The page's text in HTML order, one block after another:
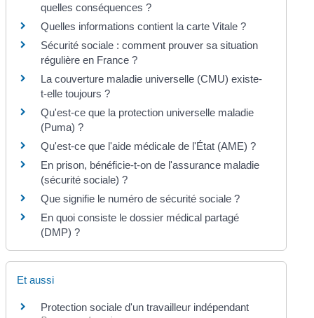
quelles conséquences ?
Quelles informations contient la carte Vitale ?
Sécurité sociale : comment prouver sa situation
régulière en France ?
La couverture maladie universelle (CMU) existe-
t-elle toujours ?
Qu'est-ce que la protection universelle maladie
(Puma) ?
Qu'est-ce que l'aide médicale de l'État (AME) ?
En prison, bénéficie-t-on de l'assurance maladie
(sécurité sociale) ?
Que signifie le numéro de sécurité sociale ?
En quoi consiste le dossier médical partagé
(DMP) ?
Et aussi
Protection sociale d'un travailleur indépendant